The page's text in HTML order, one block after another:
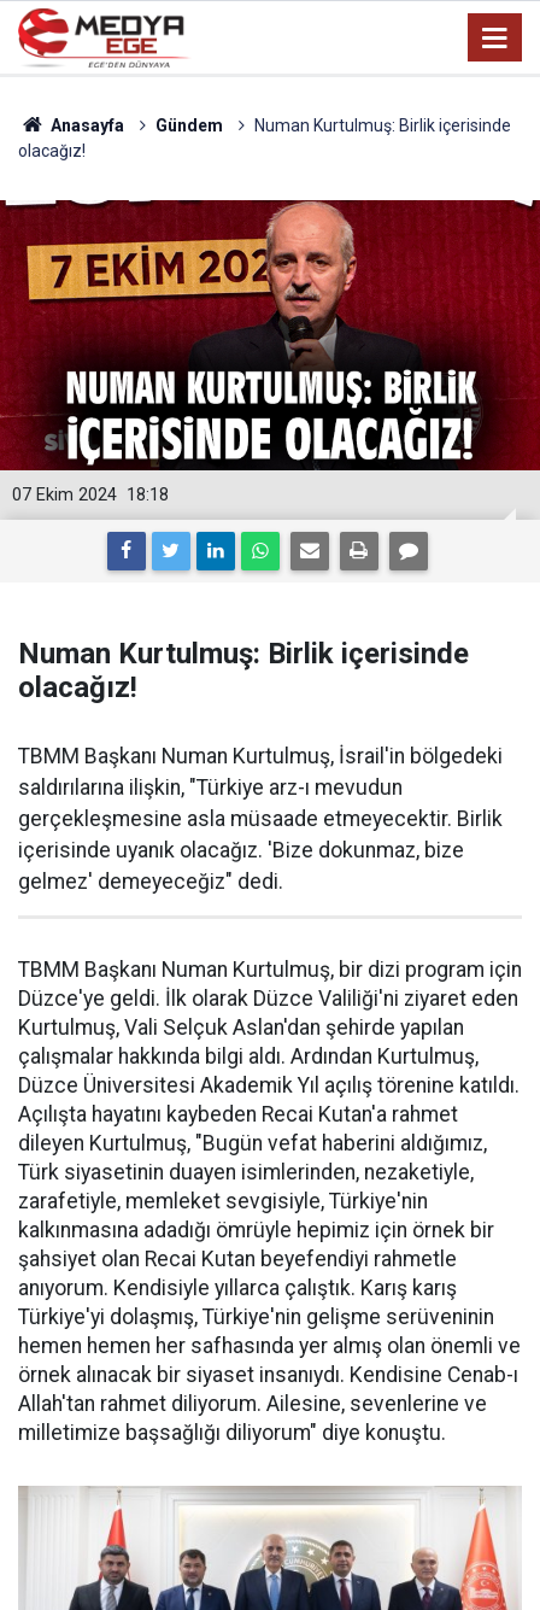
Anasayfa Gündem
Numan Kurtulmuş: Birlik içerisinde
olacağız!
18:18
07 Ekim 2024
Numan Kurtulmuş: Birlik içerisinde
olacağız!
TBMM Başkanı Numan Kurtulmuş, İsrail'in bölgedeki
saldırılarına ilişkin, "Türkiye arz-ı mevudun
gerçekleşmesine asla müsaade etmeyecektir. Birlik
içerisinde uyanık olacağız. 'Bize dokunmaz, bize
gelmez' demeyeceğiz" dedi.
TBMM Başkanı Numan Kurtulmuş, bir dizi program için
Düzce'ye geldi. İlk olarak Düzce Valiliği'ni ziyaret eden
Kurtulmuş, Vali Selçuk Aslan'dan şehirde yapılan
çalışmalar hakkında bilgi aldı. Ardından Kurtulmuş,
Düzce Üniversitesi Akademik Yıl açılış törenine katıldı.
Açılışta hayatını kaybeden Recai Kutan'a rahmet
dileyen Kurtulmuş, "Bugün vefat haberini aldığımız,
Türk siyasetinin duayen isimlerinden, nezaketiyle,
zarafetiyle, memleket sevgisiyle, Türkiye'nin
kalkınmasına adadığı ömrüyle hepimiz için örnek bir
şahsiyet olan Recai Kutan beyefendiyi rahmetle
anıyorum. Kendisiyle yıllarca çalıştık. Karış karış
Türkiye'yi dolaşmış, Türkiye'nin gelişme serüveninin
hemen hemen her safhasında yer almış olan önemli ve
örnek alınacak bir siyaset insanıydı. Kendisine Cenab-ı
Allah'tan rahmet diliyorum. Ailesine, sevenlerine ve
milletimize başsağlığı diliyorum" diye konuştu.